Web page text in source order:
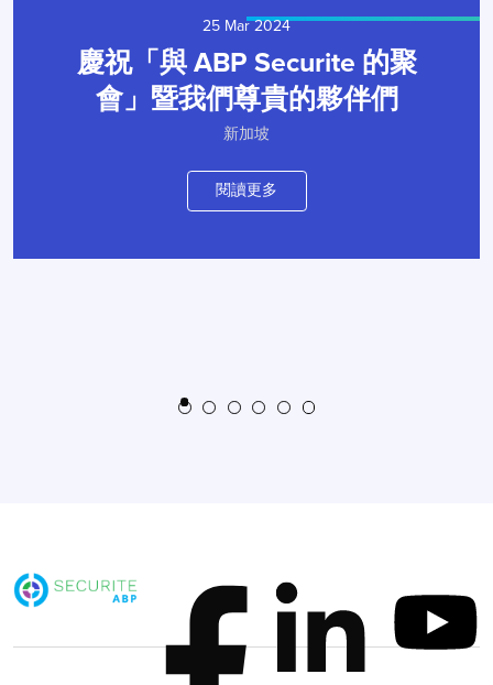
25 Mar 2024
慶祝「與 ABP Securite 的聚
會」暨我們尊貴的夥伴們
新加坡
閱讀更多